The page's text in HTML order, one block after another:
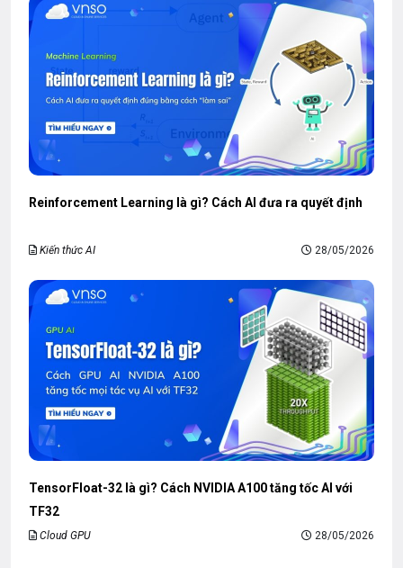
Reinforcement Learning là gì? Cách AI đưa ra quyết định
Kiến thức AI 28/05/2026
TensorFloat-32 là gì? Cách NVIDIA A100 tăng tốc AI với
TF32
Cloud GPU 28/05/2026